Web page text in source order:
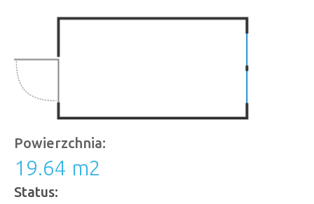
Powierzchnia:
19.64 m2
Status: